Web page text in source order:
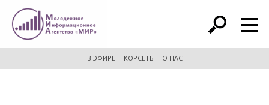
расширенный поиск
В ЭФИРЕ КОРСЕТЬ О НАС